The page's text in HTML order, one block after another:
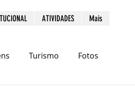
ATIVIDADES Mais
Turismo Fotos